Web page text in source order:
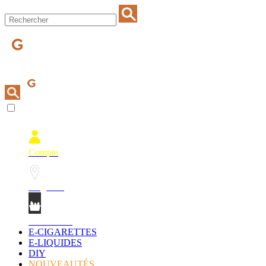
Compte
E-CIGARETTES
E-LIQUIDES
DIY
NOUVEAUTÉS